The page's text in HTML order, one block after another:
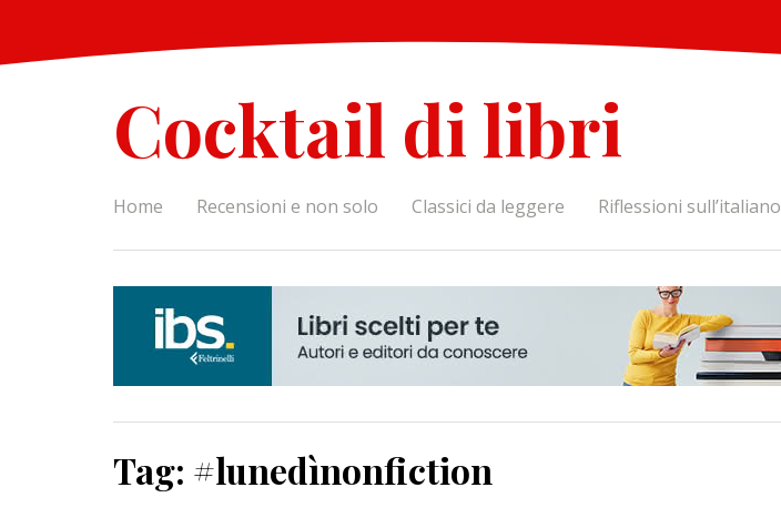
content
Cocktail di libri
Home Recensioni e non solo Classici da leggere Riflessioni sull’italiano
Tag: #lunedìnonfiction